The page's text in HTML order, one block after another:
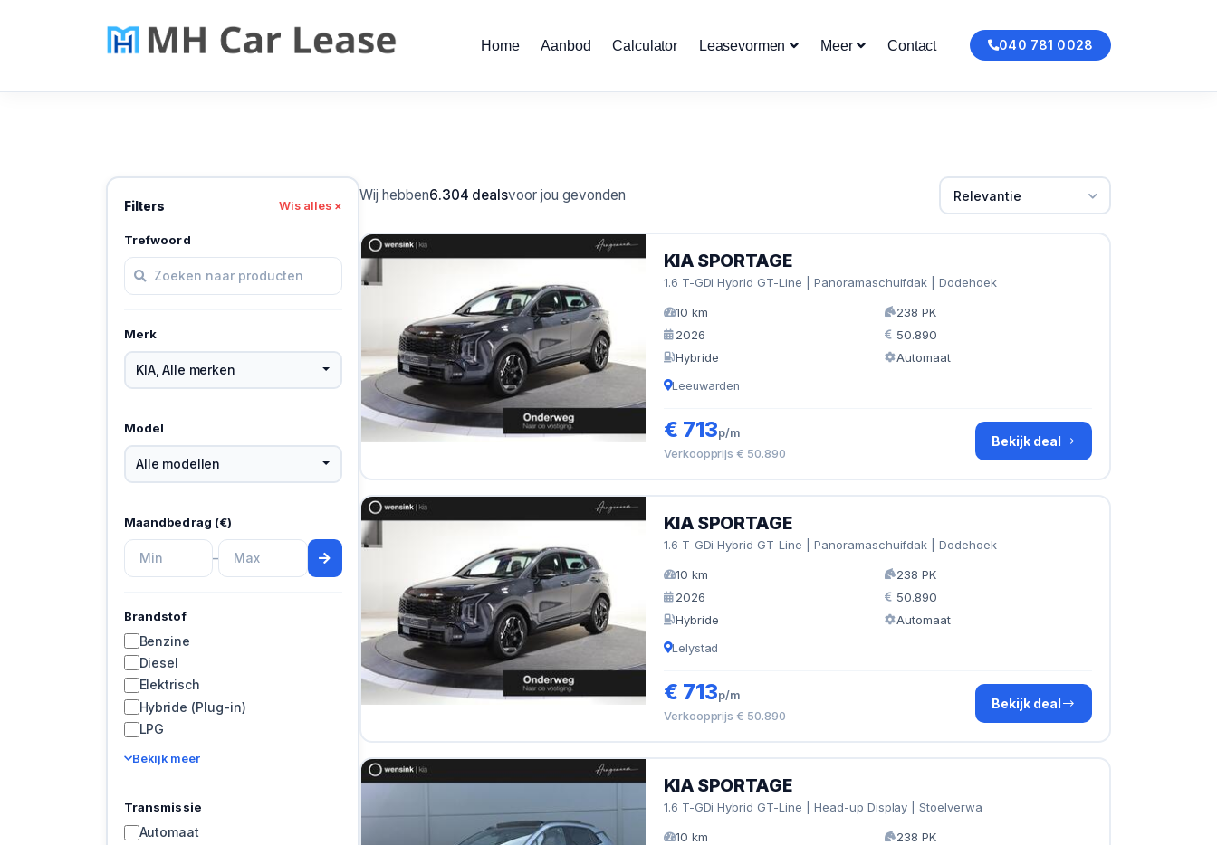
040 781 0028
Home Aanbod Calculator Leasevormen Meer Contact
Filters Wis alles ×
Trefwoord
Merk
KIA,Alle merken
Model
Alle modellen
Maandbedrag (€)
–
Brandstof
Benzine
Diesel
Elektrisch
Hybride (Plug-in)
LPG
Bekijk meer
Transmissie
Automaat
Wij hebben6.304 dealsvoor jou gevonden Relevantie
KIA SPORTAGE
1.6 T-GDi Hybrid GT-Line | Panoramaschuifdak | Dodehoek
10 km
238 PK
2026
50.890
Hybride
Automaat
Leeuwarden
€ 713p/m
Verkoopprijs € 50.890
Bekijk deal
KIA SPORTAGE
1.6 T-GDi Hybrid GT-Line | Panoramaschuifdak | Dodehoek
10 km
238 PK
2026
50.890
Hybride
Automaat
Lelystad
€ 713p/m
Verkoopprijs € 50.890
Bekijk deal
KIA SPORTAGE
1.6 T-GDi Hybrid GT-Line | Head-up Display | Stoelverwa
10 km
238 PK